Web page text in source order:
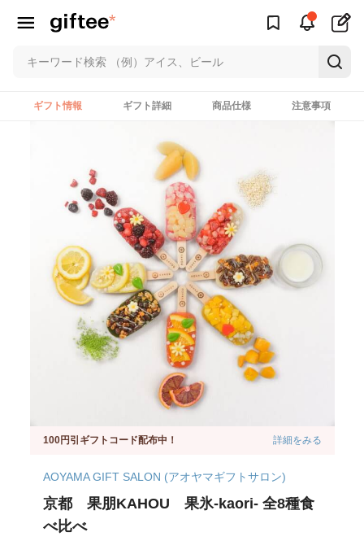
ギフト情報 ギフト詳細 商品仕様 注意事項
100円引ギフトコード配布中！ 詳細をみる
AOYAMA GIFT SALON (アオヤマギフトサロン)
京都 果朋KAHOU 果氷-kaori- 全8種食
べ比べ